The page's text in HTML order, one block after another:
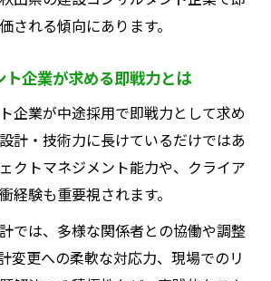
される傾向にあります。
企業が求める即戦力とは
企業が中途採用で即戦力として求め
計・技術力に長けているだけではあ
クトマネジメント能力や、クライア
経験も重要視されます。
では、多様な関係者との協働や調整
変更への柔軟な対応力、現場でのリ